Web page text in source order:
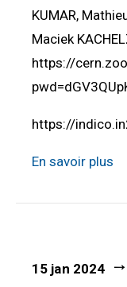
KUMAR,
Maciek
https://
https://
En savoir plus
15 jan 2024